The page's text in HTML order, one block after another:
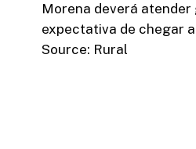
Morena deverá
expectativa de chegar
Source: Rural